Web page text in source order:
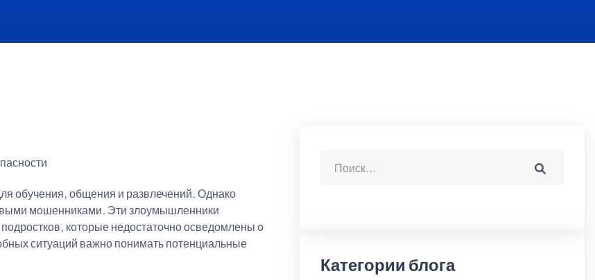
обучения, общения и развлечений. Однако
мошенниками. Эти злоумышленники
которые недостаточно осведомлены о
ситуаций важно понимать потенциальные
Категории блога